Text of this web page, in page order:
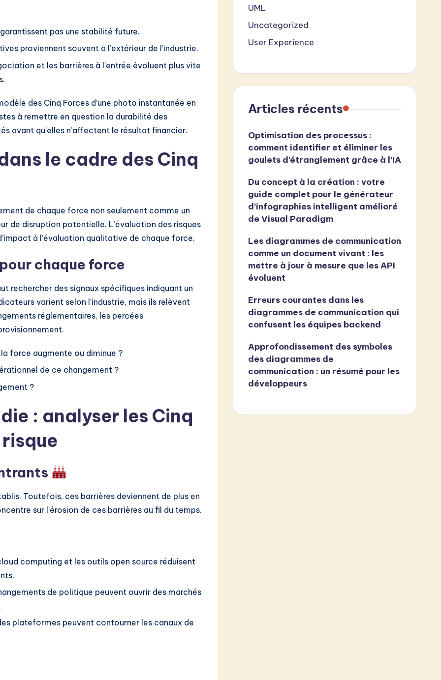
pas une stabilité future.
proviennent souvent à l’extérieur de l’industrie.
et les barrières à l’entrée évoluent plus vite
des Cinq Forces d’une photo instantanée en
à remettre en question la durabilité des
avant qu’elles n’affectent le résultat financier.
le cadre des Cinq
de chaque force non seulement comme un
de disruption potentielle. L’évaluation des risques
à l’évaluation qualitative de chaque force.
chaque force
rechercher des signaux spécifiques indiquant un
varient selon l’industrie, mais ils relèvent
réglementaires, les percées
force augmente ou diminue ?
de ce changement ?
?
: analyser les Cinq
Toutefois, ces barrières deviennent de plus en
sur l’érosion de ces barrières au fil du temps.
computing et les outils open source réduisent
de politique peuvent ouvrir des marchés
plateformes peuvent contourner les canaux de
UML
Uncategorized
User Experience
Articles récents
Optimisation des processus :
comment identifier et éliminer les
goulets d’étranglement grâce à l’IA
Du concept à la création : votre
guide complet pour le générateur
d’infographies intelligent amélioré
de Visual Paradigm
Les diagrammes de communication
comme un document vivant : les
mettre à jour à mesure que les API
évoluent
Erreurs courantes dans les
diagrammes de communication qui
confusent les équipes backend
Approfondissement des symboles
des diagrammes de
communication : un résumé pour les
développeurs